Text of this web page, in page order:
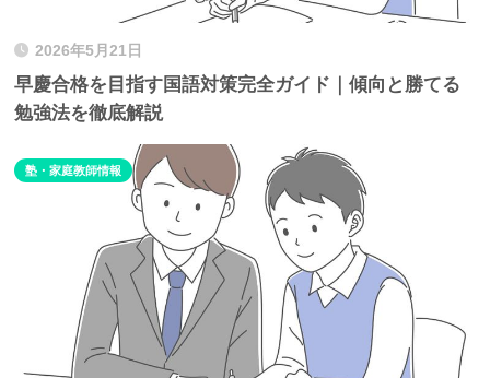
2026年5月21日
早慶合格を目指す国語対策完全ガイド｜傾向と勝てる
勉強法を徹底解説
塾・家庭教師情報